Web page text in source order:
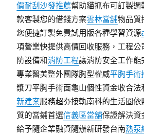
價耐刮沙發推薦幫助貓抓布可訂製
款客製您的借錢方案雲林當舖物品質
您便捷訂製免費試用版各種學習資源
項營業快提供高價回收服務，工程公
防設備和消防工程讓消防安全工作
專業醫美整外團隊胸型權威平胸手術
漿刀平胸手術面龜山個性資金收合法
新建案服務超夯接軌南科的生活圈
質的當鋪首選信義區當舖保證解決資
給予隨企業融資隨辦新研發台南熱泵